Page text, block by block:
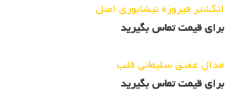
انگشتر فیروزه نیشابوری اصل
برای قیمت تماس بگیرید
مدال عقیق سلیمانی قلب
برای قیمت تماس بگیرید